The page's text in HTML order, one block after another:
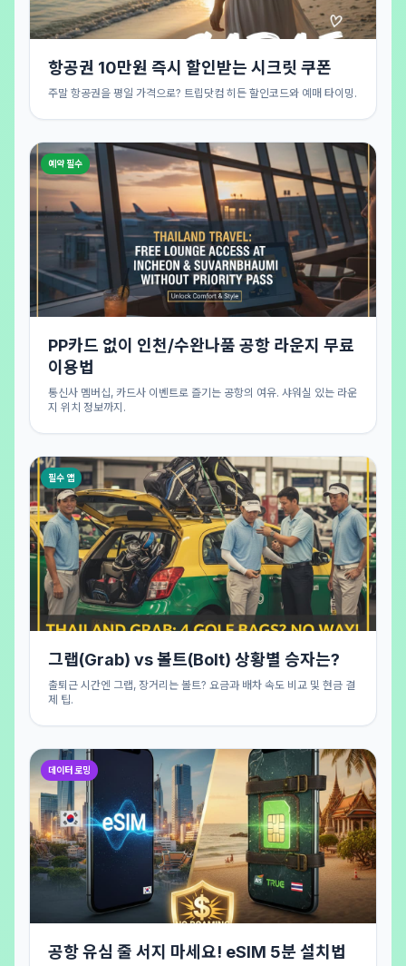
항공권 10만원 즉시 할인받는 시크릿 쿠폰
주말 항공권을 평일 가격으로? 트립닷컴 히든 할인코드와 예매 타이밍.
예약 필수
PP카드 없이 인천/수완나품 공항 라운지 무료
이용법
통신사 멤버십, 카드사 이벤트로 즐기는 공항의 여유. 샤워실 있는 라운
지 위치 정보까지.
필수 앱
그랩(Grab) vs 볼트(Bolt) 상황별 승자는?
출퇴근 시간엔 그랩, 장거리는 볼트? 요금과 배차 속도 비교 및 현금 결
제 팁.
데이터 로밍
공항 유심 줄 서지 마세요! eSIM 5분 설치법